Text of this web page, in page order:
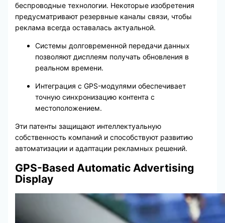
беспроводные технологии. Некоторые изобретения
предусматривают резервные каналы связи, чтобы
реклама всегда оставалась актуальной.
Системы долговременной передачи данных
позволяют дисплеям получать обновления в
реальном времени.
Интеграция с GPS-модулями обеспечивает
точную синхронизацию контента с
местоположением.
Эти патенты защищают интеллектуальную
собственность компаний и способствуют развитию
автоматизации и адаптации рекламных решений.
GPS-Based Automatic Advertising
Display